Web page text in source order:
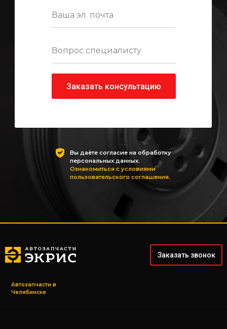
Заказать консультацию
Вы даёте согласие на обработку
персональных данных.
Ознакомиться с условиями
пользовательского соглашения.
Заказать звонок
Автозапчасти в
Челябинске